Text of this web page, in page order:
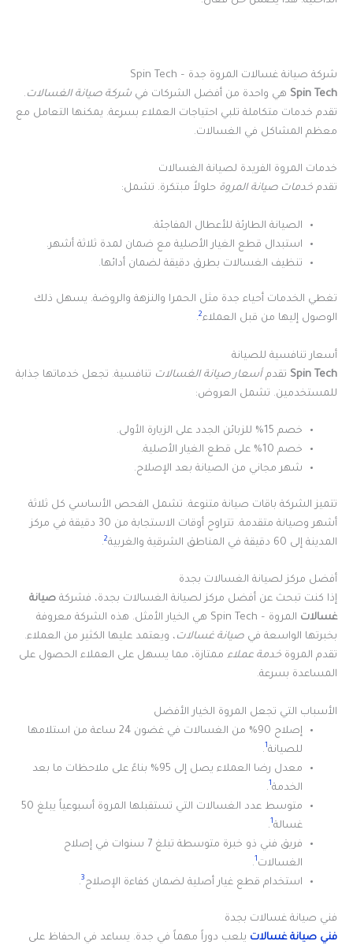
شركة صيانة غسالات المروة جدة – Spin Tech
Spin Tech هي واحدة من أفضل الشركات في شركة صيانة الغسالات .
تقدم خدمات متكاملة تلبي احتياجات العملاء بسرعة. يمكنها التعامل مع
معظم المشاكل في الغسالات.
خدمات المروة الفريدة لصيانة الغسالات
تقدم خدمات صيانة المروة حلولاً مبتكرة. تشمل:
الصيانة الطارئة للأعطال المفاجئة.
استبدال قطع الغيار الأصلية مع ضمان لمدة ثلاثة أشهر.
تنظيف الغسالات بطرق دقيقة لضمان أدائها.
تغطي الخدمات أحياء جدة مثل الحمرا والنزهة والروضة. يسهل ذلك
الوصول إليها من قبل العملاء2
.
أسعار تنافسية للصيانة
Spin Tech تقدم أسعار صيانة الغسالات تنافسية. تجعل خدماتها جذابة
للمستخدمين. تشمل العروض:
خصم 15% للزبائن الجدد على الزيارة الأولى.
خصم 10% على قطع الغيار الأصلية.
شهر مجاني من الصيانة بعد الإصلاح.
تتميز الشركة باقات صيانة متنوعة. تشمل الفحص الأساسي كل ثلاثة
أشهر وصيانة متقدمة. تتراوح أوقات الاستجابة من 30 دقيقة في مركز
المدينة إلى 60 دقيقة في المناطق الشرقية والغربية
2
.
أفضل مركز لصيانة الغسالات بجدة
إذا كنت تبحث عن أفضل مركز لصيانة الغسالات بجدة، فشركة صيانة
غسالات
المروة – Spin Tech هي الخيار الأمثل. هذه الشركة معروفة
بخبرتها الواسعة في صيانة غسالات ، ويعتمد عليها الكثير من العملاء.
تقدم المروة خدمة عملاء ممتازة، مما يسهل على العملاء الحصول على
المساعدة بسرعة.
الأسباب التي تجعل المروة الخيار الأفضل
إصلاح 90% من الغسالات في غضون 24 ساعة من استلامها
للصيانة1
.
معدل رضا العملاء يصل إلى 95% بناءً على ملاحظات ما بعد
الخدمة1
.
متوسط عدد الغسالات التي تستقبلها المروة أسبوعياً يبلغ 50
غسالة1
.
فريق فني ذو خبرة متوسطة تبلغ 7 سنوات في إصلاح
الغسالات1
.
استخدام قطع غيار أصلية لضمان كفاءة الإصلاح3
.
فني صيانة غسالات بجدة
فني صيانة غسالات يلعب دوراً مهماً في جدة. يساعد في الحفاظ على